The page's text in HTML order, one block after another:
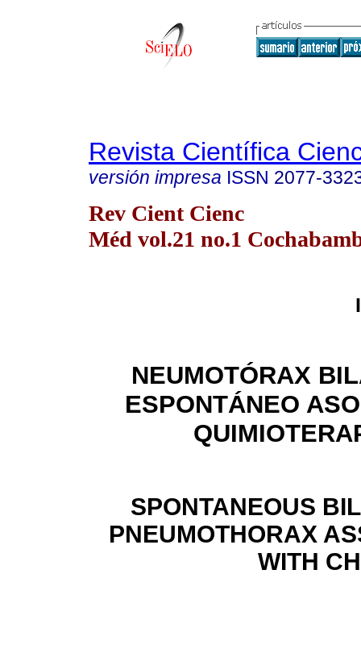
Revista Científica
versión impresa ISSN 2077-
Rev Cient Cienc
Méd vol.21 no.1
NEUMOTÓRAX
ESPONTÁNEO
SPONTANEOUS
PNEUMOTHORAX
WITH